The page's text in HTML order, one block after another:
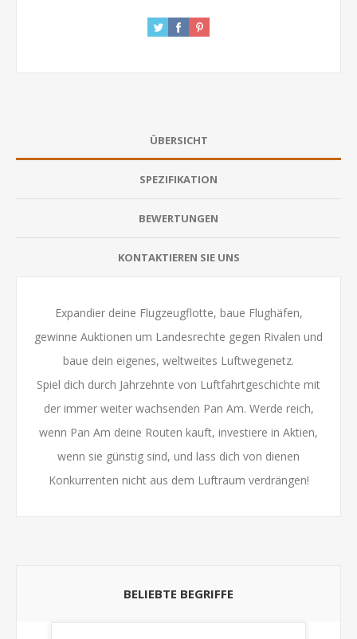
ÜBERSICHT
SPEZIFIKATION
BEWERTUNGEN
KONTAKTIEREN SIE UNS
Expandier deine Flugzeugflotte, baue Flughäfen,
gewinne Auktionen um Landesrechte gegen Rivalen und
baue dein eigenes, weltweites Luftwegenetz.
Spiel dich durch Jahrzehnte von Luftfahrtgeschichte mit
der immer weiter wachsenden Pan Am. Werde reich,
wenn Pan Am deine Routen kauft, investiere in Aktien,
wenn sie günstig sind, und lass dich von dienen
Konkurrenten nicht aus dem Luftraum verdrängen!
BELIEBTE BEGRIFFE